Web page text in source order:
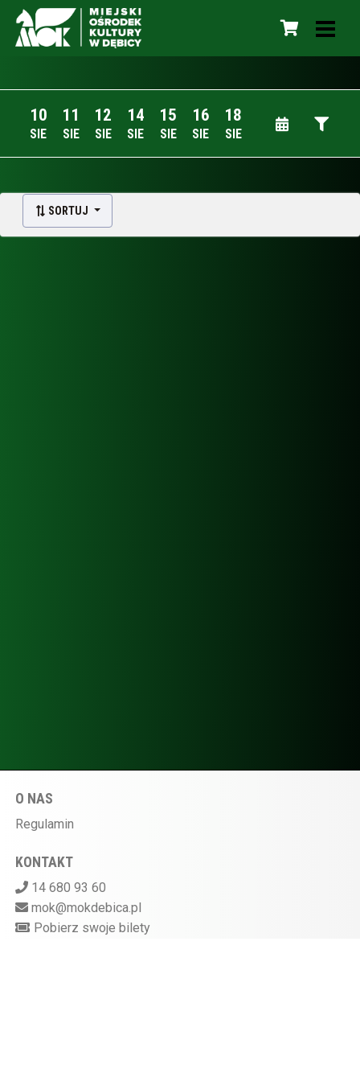
10
SIE
11
SIE
12
SIE
14
SIE
15
SIE
16
SIE
18
SIE
SORTUJ
O NAS
Regulamin
KONTAKT
14 680 93 60
mok@mokdebica.pl
Pobierz swoje bilety